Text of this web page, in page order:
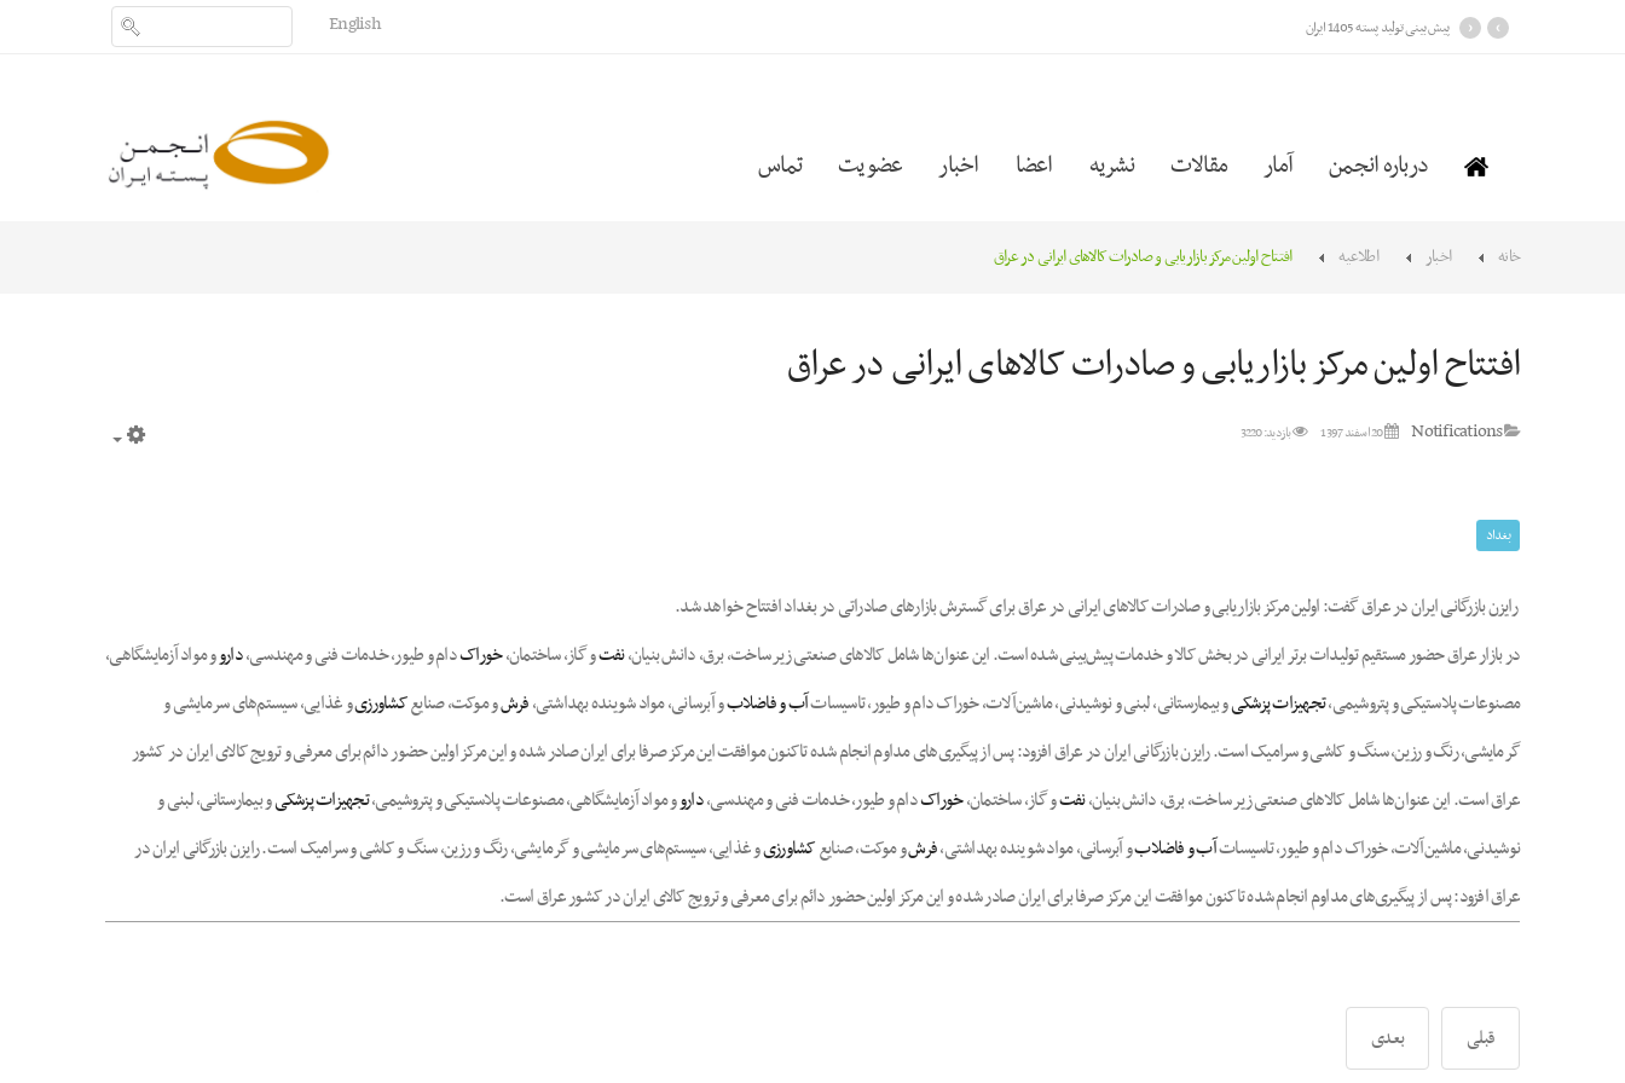
پیش بینی تولید پسته 1405 ایران ›
‹
English
درباره انجمن آمار مقالات نشریه اعضا اخبار عضویت تماس
خانه اخبار اطلاعیه افتتاح اولین مرکز بازاریابی و صادرات کالاهای ایرانی در عراق
افتتاح اولین مرکز بازاریابی و صادرات کالاهای ایرانی در عراق
Notifications 20 اسفند 1397 بازدید: 3220
بغداد
رایزن بازرگانی ایران در عراق گفت: اولین مرکز بازاریابی و صادرات کالاهای ایرانی در عراق برای گسترش بازارهای صادراتی در بغداد افتتاح خواهد شد.
در بازار عراق حضور مستقیم تولیدات برتر ایرانی در بخش کالا و خدمات پیش‌بینی شده است. این عنوان‌ها شامل کالاهای صنعتی زیر ساخت، برق، دانش بنیان،نفتو گاز، ساختمان،خوراکدام و طیور، خدمات فنی و مهندسی،داروو مواد آزمایشگاهی،
مصنوعات پلاستیکی و پتروشیمی،تجهیزات پزشکیو بیمارستانی، لبنی و نوشیدنی، ماشین‌آلات، خوراک دام و طیور، تاسیساتآب و فاضلابو آبرسانی، مواد شوینده بهداشتی،فرشو موکت، صنایعکشاورزیو غذایی، سیستم‌های سرمایشی و
گرمایشی، رنگ و رزین، سنگ و کاشی و سرامیک است. رایزن بازرگانی ایران در عراق افزود: پس از پیگیری‌های مداوم انجام شده تاکنون موافقت این مرکز صرفا برای ایران صادر شده و این مرکز اولین حضور دائم برای معرفی و ترویج کالای ایران در کشور
عراق است. این عنوان‌ها شامل کالاهای صنعتی زیر ساخت، برق، دانش بنیان،نفتو گاز، ساختمان،خوراکدام و طیور، خدمات فنی و مهندسی،داروو مواد آزمایشگاهی، مصنوعات پلاستیکی و پتروشیمی،تجهیزات پزشکیو بیمارستانی، لبنی و
نوشیدنی، ماشین‌آلات، خوراک دام و طیور، تاسیساتآب و فاضلابو آبرسانی، مواد شوینده بهداشتی،فرشو موکت، صنایعکشاورزیو غذایی، سیستم‌های سرمایشی و گرمایشی، رنگ و رزین، سنگ و کاشی و سرامیک است. رایزن بازرگانی ایران در
عراق افزود: پس از پیگیری‌های مداوم انجام شده تاکنون موافقت این مرکز صرفا برای ایران صادر شده و این مرکز اولین حضور دائم برای معرفی و ترویج کالای ایران در کشور عراق است.
قبلی بعدی